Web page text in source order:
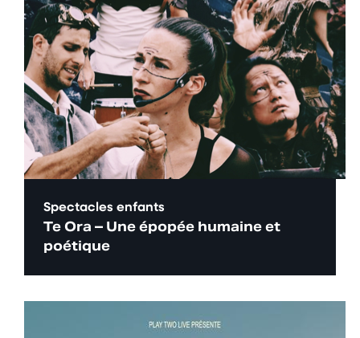
Spectacles enfants
Te Ora – Une épopée humaine et
poétique